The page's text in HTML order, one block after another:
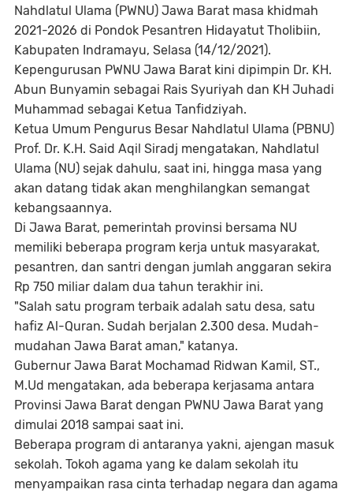
Nahdlatul Ulama (PWNU) Jawa Barat masa khidmah
2021-2026 di Pondok Pesantren Hidayatut Tholibiin,
Kabupaten Indramayu, Selasa (14/12/2021).
Kepengurusan PWNU Jawa Barat kini dipimpin Dr. KH.
Abun Bunyamin sebagai Rais Syuriyah dan KH Juhadi
Muhammad sebagai Ketua Tanfidziyah.
Ketua Umum Pengurus Besar Nahdlatul Ulama (PBNU)
Prof. Dr. K.H. Said Aqil Siradj mengatakan, Nahdlatul
Ulama (NU) sejak dahulu, saat ini, hingga masa yang
akan datang tidak akan menghilangkan semangat
kebangsaannya.
Di Jawa Barat, pemerintah provinsi bersama NU
memiliki beberapa program kerja untuk masyarakat,
pesantren, dan santri dengan jumlah anggaran sekira
Rp 750 miliar dalam dua tahun terakhir ini.
"Salah satu program terbaik adalah satu desa, satu
hafiz Al-Quran. Sudah berjalan 2.300 desa. Mudah-
mudahan Jawa Barat aman," katanya.
Gubernur Jawa Barat Mochamad Ridwan Kamil, ST.,
M.Ud mengatakan, ada beberapa kerjasama antara
Provinsi Jawa Barat dengan PWNU Jawa Barat yang
dimulai 2018 sampai saat ini.
Beberapa program di antaranya yakni, ajengan masuk
sekolah. Tokoh agama yang ke dalam sekolah itu
menyampaikan rasa cinta terhadap negara dan agama